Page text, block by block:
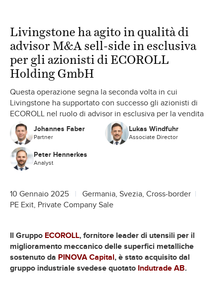
Livingstone ha agito in qualità di
advisor M&A sell-side in esclusiva
per gli azionisti di ECOROLL
Holding GmbH
Questa operazione segna la seconda volta in cui
Livingstone ha supportato con successo gli azionisti di
ECOROLL nel ruolo di advisor in esclusiva per la vendita
Johannes Faber
Partner
Lukas Windfuhr
Associate Director
Peter Hennerkes
Analyst
10 Gennaio 2025
Germania, Svezia, Cross-border
PE Exit, Private Company Sale
Il Gruppo ECOROLL, fornitore leader di utensili per il
miglioramento meccanico delle superfici metalliche
sostenuto da PINOVA Capital, è stato acquisito dal
gruppo industriale svedese quotato Indutrade AB.